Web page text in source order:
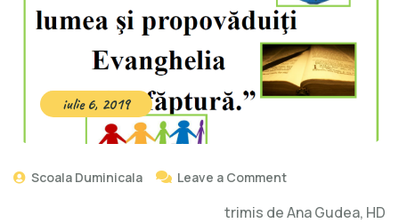
iulie 6, 2019
Scoala Duminicala Leave a Comment
trimis de Ana Gudea, HD